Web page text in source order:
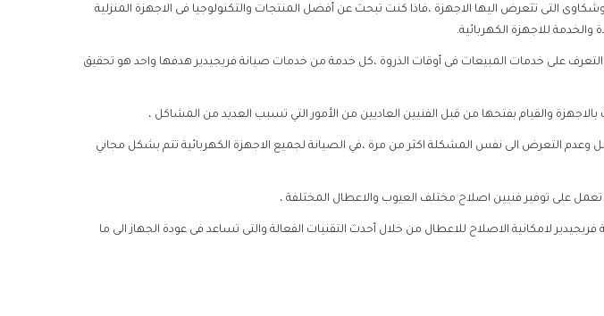
التى تتعرض اليها الاجهزة ،فاذا كنت تبحث عن أفضل المنتجات والتكنولوجيا فى الاجهزة المنزلية
للاجهزة الكهربائية.
،التعرف على خدمات المبيعات فى أوقات الذروة ،كل خدمة من خدمات صيانة فريجيدير هدفها واحد هو تحقيق
والقيام بفتحها من قبل الفنيين العاديين من الأمور التي تسبب العديد من المشاكل ،
لضمان جودتها فى العمل وعدم التعرض الى نفس المشكلة اكثر من مرة ،في الصيانة لجميع الاجهزة الكهربائية تتم بشكل مجاني
تعمل على توفير فنيين اصلاح مختلف العيوب والاعطال المختلفة ،
لامكانية الاصلاح للاعطال من خلال أحدث التقنيات الفعالة والتى تساعد فى عودة الجهاز الى ما